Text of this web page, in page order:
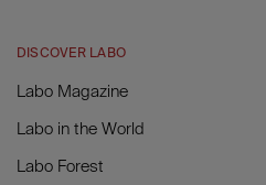
DISCOVER LABO
Labo Magazine
Labo in the World
Labo Forest